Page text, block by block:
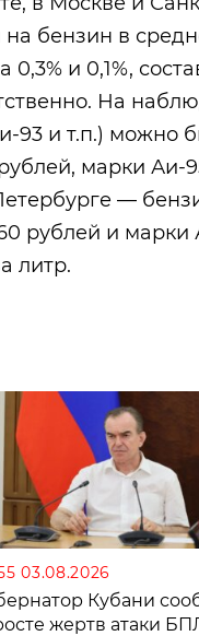
на бензин в
и 0,1%,
На
93 и т.п.) можно
марки
—
рублей и
литр.
03.08.2026
Кубани
жертв атаки